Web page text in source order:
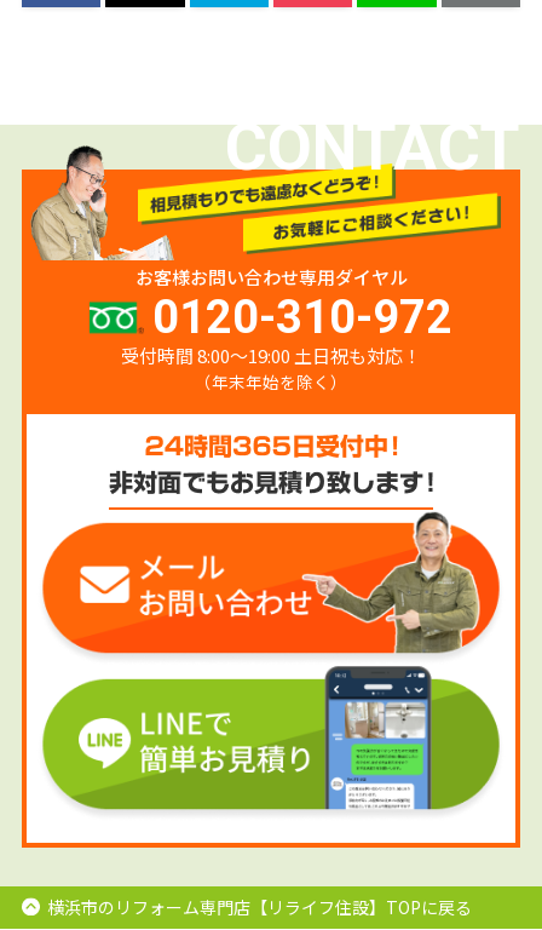
CONTACT
お客様お問い合わせ専用ダイヤル
0120-310-972
受付時間 8:00〜19:00 土日祝も対応！
（年末年始を除く）
横浜市のリフォーム専門店【リライフ住設】TOPに戻る